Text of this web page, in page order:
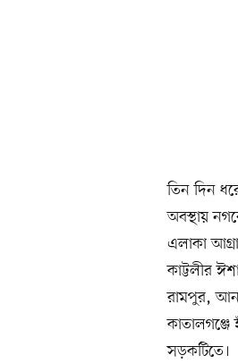
তিন দিন
অবস্থায়
এলাকা
কাট্টলীর
রামপুর,
সড়কটিতে।